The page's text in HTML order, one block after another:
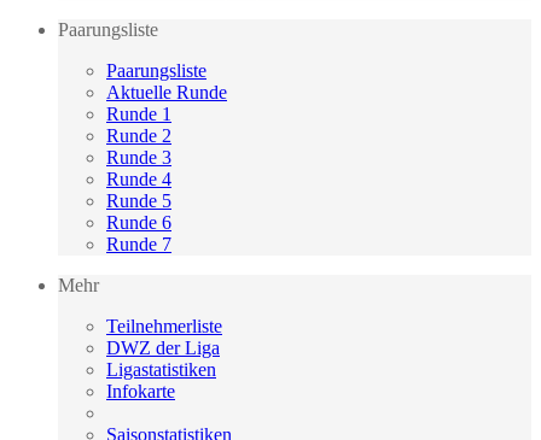
Paarungsliste
Paarungsliste
Aktuelle Runde
Runde 1
Runde 2
Runde 3
Runde 4
Runde 5
Runde 6
Runde 7
Mehr
Teilnehmerliste
DWZ der Liga
Ligastatistiken
Infokarte
Saisonstatistiken